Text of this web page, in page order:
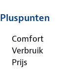
Pluspunten
Comfort
Verbruik
Prijs